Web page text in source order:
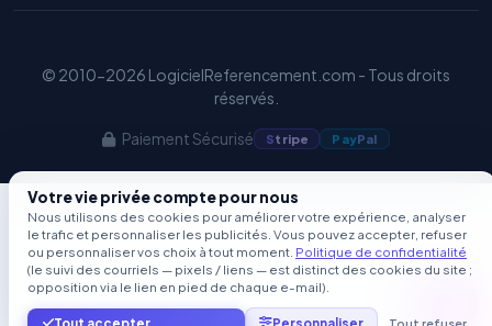
© 2010-2026 LogicielReferencement.com - Tous droits
réservés.
Paiement Sécurisé Stripe PayPal
Votre vie privée compte pour nous
Nous utilisons des cookies pour améliorer votre expérience, analyser
le trafic et personnaliser les publicités. Vous pouvez accepter, refuser
ou personnaliser vos choix à tout moment. Politique de confidentialité
(le suivi des courriels — pixels / liens — est distinct des cookies du site ;
opposition via le lien en pied de chaque e-mail).
Tout refuser